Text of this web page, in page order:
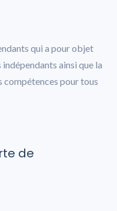
qui a pour objet
ainsi que la
pour tous
de